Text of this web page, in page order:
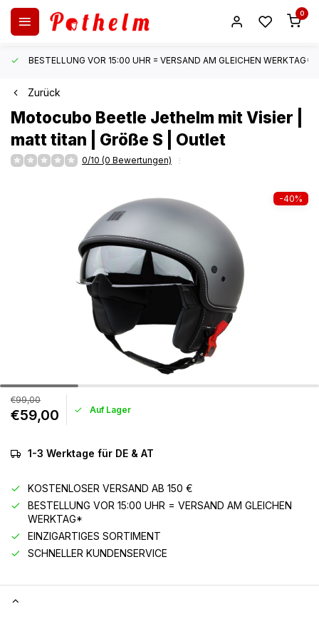
0
BESTELLUNG VOR 15:00 UHR = VERSAND AM GLEICHEN WERKTAG*
Zurück
Motocubo Beetle Jethelm mit Visier |
matt titan | Größe S | Outlet
0/10 (0 Bewertungen)
-40%
€99,00
€59,00 Auf Lager
1-3 Werktage für DE & AT
KOSTENLOSER VERSAND AB 150 €
BESTELLUNG VOR 15:00 UHR = VERSAND AM GLEICHEN
WERKTAG*
EINZIGARTIGES SORTIMENT
SCHNELLER KUNDENSERVICE